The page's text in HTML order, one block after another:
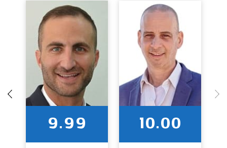
10.00
9.99